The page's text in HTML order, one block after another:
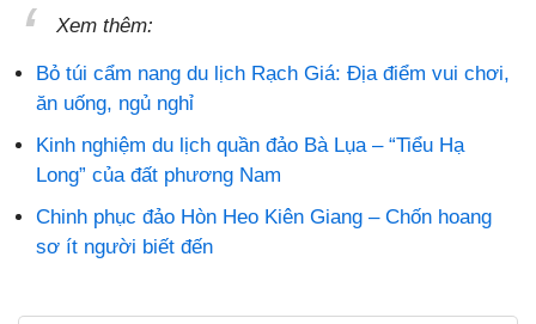
Xem thêm:
Bỏ túi cẩm nang du lịch Rạch Giá: Địa điểm vui chơi,
ăn uống, ngủ nghỉ
Kinh nghiệm du lịch quần đảo Bà Lụa – “Tiểu Hạ
Long” của đất phương Nam
Chinh phục đảo Hòn Heo Kiên Giang – Chốn hoang
sơ ít người biết đến